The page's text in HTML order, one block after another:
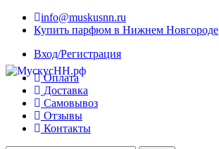
info@muskusnn.ru
Купить парфюм в Нижнем Новгороде
Вход/Регистрация
Оплата
Доставка
Самовывоз
Отзывы
Контакты